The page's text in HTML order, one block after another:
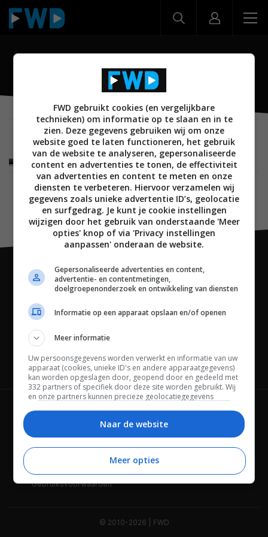
SB 30
AUDIO 06 JANUARI 2012
Harman Kardon lanceert SB 30 home cinema
soundbar systeem
Channels
Wie is FWD Privacybeleid
Adverteren Contact
Gebruiksvoorwaarden
© 2010-2026 | FWD
FWD gebruikt cookies (en vergelijkbare
technieken) om informatie op te slaan en in te
zien. Deze gegevens gebruiken wij om onze
website goed te laten functioneren, het gebruik
van de website te analyseren, gepersonaliseerde
content en advertenties te tonen, de effectiviteit
van advertenties en content te meten en onze
diensten te verbeteren. Hiervoor verzamelen wij
gegevens zoals unieke advertentie ID’s, geolocatie
en surfgedrag. Je kunt je cookie instellingen
wijzigen door het gebruik van onderstaande 'Meer
opties' knop of via 'Privacy instellingen
aanpassen' onderaan de website.
Gepersonaliseerde advertenties en content,
advertentie- en contentmetingen,
doelgroepenonderzoek en ontwikkeling van diensten
Informatie op een apparaat opslaan en/of openen
Meer informatie
Uw persoonsgegevens worden verwerkt en informatie van uw
apparaat (cookies, unieke ID's en andere apparaatgegevens)
kan worden opgeslagen door, geopend door en gedeeld met
332 partners of specifiek door deze site worden gebruikt. Wij
en onze partners kunnen precieze geolocatiegegevens
Bepaalde leveranciers kunnen uw persoonsgegevens
beheren. Zoek onderaan deze pagina of in het sitemenu naar
een link om uw toestemming te beheren of in te trekken via de
privacy- en cookie-instellingen.
Naar de website
Meer opties